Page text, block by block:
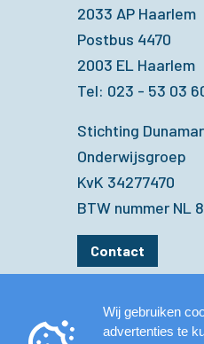
2033 AP Haarlem
Postbus 4470
2003 EL Haarlem
Tel: 023 - 53 03
Stichting
Onderwijsgroep
KvK 34277470
BTW nummer NL
Contact
Wij gebruiken
advertenties te